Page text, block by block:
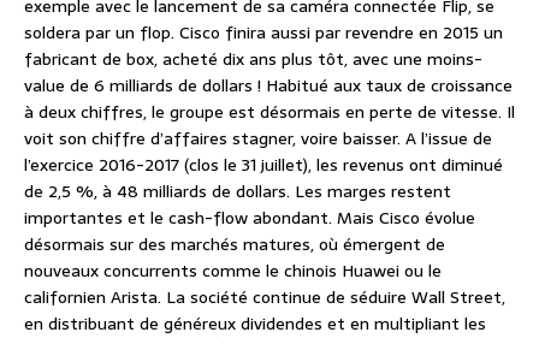
exemple avec le lancement de sa caméra connectée Flip, se
soldera par un flop. Cisco finira aussi par revendre en 2015 un
fabricant de box, acheté dix ans plus tôt, avec une moins-
value de 6 milliards de dollars ! Habitué aux taux de croissance
à deux chiffres, le groupe est désormais en perte de vitesse. Il
voit son chiffre d’affaires stagner, voire baisser. A l’issue de
l’exercice 2016-2017 (clos le 31 juillet), les revenus ont diminué
de 2,5 %, à 48 milliards de dollars. Les marges restent
importantes et le cash-flow abondant. Mais Cisco évolue
désormais sur des marchés matures, où émergent de
nouveaux concurrents comme le chinois Huawei ou le
californien Arista. La société continue de séduire Wall Street,
en distribuant de généreux dividendes et en multipliant les